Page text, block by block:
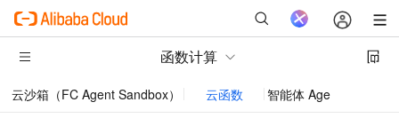
函数计算
云沙箱（FC Agent Sandbox） 云函数 智能体 AgentRun